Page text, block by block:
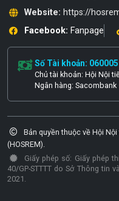
Website: https://
Facebook: Fanpage
Số Tài khoản:
Chủ tài khoản: Hội Nội
Ngân hàng: Sacombank
Bản quyền thuộc về Hội
(HOSREM).
Giấy phép số: Giấy phép
40/GP-STTTT do Sở Thông tin
2021.